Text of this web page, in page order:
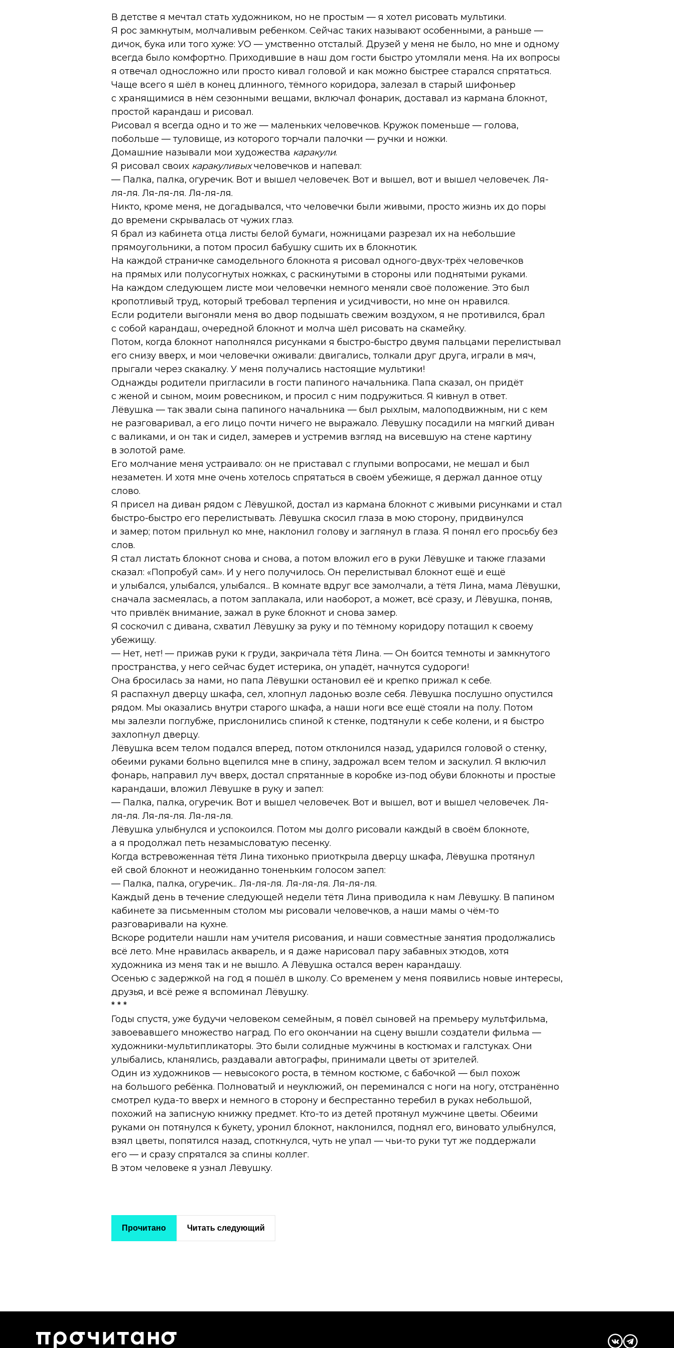
В детстве я мечтал стать художником, но не простым — я хотел рисовать мультики.
Я рос замкнутым, молчаливым ребенком. Сейчас таких называют особенными, а раньше —
дичок, бука или того хуже: УО — умственно отсталый. Друзей у меня не было, но мне и одному
всегда было комфортно. Приходившие в наш дом гости быстро утомляли меня. На их вопросы
я отвечал односложно или просто кивал головой и как можно быстрее старался спрятаться.
Чаще всего я шёл в конец длинного, тёмного коридора, залезал в старый шифоньер
с хранящимися в нём сезонными вещами, включал фонарик, доставал из кармана блокнот,
простой карандаш и рисовал.
Рисовал я всегда одно и то же — маленьких человечков. Кружок поменьше — голова,
побольше — туловище, из которого торчали палочки — ручки и ножки.
Домашние называли мои художества каракули.
Я рисовал своих каракуливыхчеловечков и напевал:
— Палка, палка, огуречик. Вот и вышел человечек. Вот и вышел, вот и вышел человечек. Ля-
ля-ля. Ля-ля-ля. Ля-ля-ля.
Никто, кроме меня, не догадывался, что человечки были живыми, просто жизнь их до поры
до времени скрывалась от чужих глаз.
Я брал из кабинета отца листы белой бумаги, ножницами разрезал их на небольшие
прямоугольники, а потом просил бабушку сшить их в блокнотик.
На каждой страничке самодельного блокнота я рисовал одного-двух-трёх человечков
на прямых или полусогнутых ножках, с раскинутыми в стороны или поднятыми руками.
На каждом следующем листе мои человечки немного меняли своё положение. Это был
кропотливый труд, который требовал терпения и усидчивости, но мне он нравился.
Если родители выгоняли меня во двор подышать свежим воздухом, я не противился, брал
с собой карандаш, очередной блокнот и молча шёл рисовать на скамейку.
Потом, когда блокнот наполнялся рисунками я быстро-быстро двумя пальцами перелистывал
его снизу вверх, и мои человечки оживали: двигались, толкали друг друга, играли в мяч,
прыгали через скакалку. У меня получались настоящие мультики!
Однажды родители пригласили в гости папиного начальника. Папа сказал, он придёт
с женой и сыном, моим ровесником, и просил с ним подружиться. Я кивнул в ответ.
Лёвушка — так звали сына папиного начальника — был рыхлым, малоподвижным, ни с кем
не разговаривал, а его лицо почти ничего не выражало. Лёвушку посадили на мягкий диван
с валиками, и он так и сидел, замерев и устремив взгляд на висевшую на стене картину
в золотой раме.
Его молчание меня устраивало: он не приставал с глупыми вопросами, не мешал и был
незаметен. И хотя мне очень хотелось спрятаться в своём убежище, я держал данное отцу
слово.
Я присел на диван рядом с Лёвушкой, достал из кармана блокнот с живыми рисунками и стал
быстро-быстро его перелистывать. Лёвушка скосил глаза в мою сторону, придвинулся
и замер; потом прильнул ко мне, наклонил голову и заглянул в глаза. Я понял его просьбу без
слов.
Я стал листать блокнот снова и снова, а потом вложил его в руки Лёвушке и также глазами
сказал: «Попробуй сам». И у него получилось. Он перелистывал блокнот ещё и ещё
и улыбался, улыбался, улыбался... В комнате вдруг все замолчали, а тётя Лина, мама Лёвушки,
сначала засмеялась, а потом заплакала, или наоборот, а может, всё сразу, и Лёвушка, поняв,
что привлёк внимание, зажал в руке блокнот и снова замер.
Я соскочил с дивана, схватил Лёвушку за руку и по тёмному коридору потащил к своему
убежищу.
— Нет, нет! — прижав руки к груди, закричала тётя Лина. — Он боится темноты и замкнутого
пространства, у него сейчас будет истерика, он упадёт, начнутся судороги!
Она бросилась за нами, но папа Лёвушки остановил её и крепко прижал к себе.
Я распахнул дверцу шкафа, сел, хлопнул ладонью возле себя. Лёвушка послушно опустился
рядом. Мы оказались внутри старого шкафа, а наши ноги все ещё стояли на полу. Потом
мы залезли поглубже, прислонились спиной к стенке, подтянули к себе колени, и я быстро
захлопнул дверцу.
Лёвушка всем телом подался вперед, потом отклонился назад, ударился головой о стенку,
обеими руками больно вцепился мне в спину, задрожал всем телом и заскулил. Я включил
фонарь, направил луч вверх, достал спрятанные в коробке из-под обуви блокноты и простые
карандаши, вложил Лёвушке в руку и запел:
— Палка, палка, огуречик. Вот и вышел человечек. Вот и вышел, вот и вышел человечек. Ля-
ля-ля. Ля-ля-ля. Ля-ля-ля.
Лёвушка улыбнулся и успокоился. Потом мы долго рисовали каждый в своём блокноте,
а я продолжал петь незамысловатую песенку.
Когда встревоженная тётя Лина тихонько приоткрыла дверцу шкафа, Лёвушка протянул
ей свой блокнот и неожиданно тоненьким голосом запел:
— Палка, палка, огуречик... Ля-ля-ля. Ля-ля-ля. Ля-ля-ля.
Каждый день в течение следующей недели тётя Лина приводила к нам Лёвушку. В папином
кабинете за письменным столом мы рисовали человечков, а наши мамы о чём-то
разговаривали на кухне.
Вскоре родители нашли нам учителя рисования, и наши совместные занятия продолжались
всё лето. Мне нравилась акварель, и я даже нарисовал пару забавных этюдов, хотя
художника из меня так и не вышло. А Лёвушка остался верен карандашу.
Осенью с задержкой на год я пошёл в школу. Со временем у меня появились новые интересы,
друзья, и всё реже я вспоминал Лёвушку.
* * *
Годы спустя, уже будучи человеком семейным, я повёл сыновей на премьеру мультфильма,
завоевавшего множество наград. По его окончании на сцену вышли создатели фильма —
художники-мультипликаторы. Это были солидные мужчины в костюмах и галстуках. Они
улыбались, кланялись, раздавали автографы, принимали цветы от зрителей.
Один из художников — невысокого роста, в тёмном костюме, с бабочкой — был похож
на большого ребёнка. Полноватый и неуклюжий, он переминался с ноги на ногу, отстранённо
смотрел куда-то вверх и немного в сторону и беспрестанно теребил в руках небольшой,
похожий на записную книжку предмет. Кто-то из детей протянул мужчине цветы. Обеими
руками он потянулся к букету, уронил блокнот, наклонился, поднял его, виновато улыбнулся,
взял цветы, попятился назад, споткнулся, чуть не упал — чьи-то руки тут же поддержали
его — и сразу спрятался за спины коллег.
В этом человеке я узнал Лёвушку.
Прочитано Читать следующий